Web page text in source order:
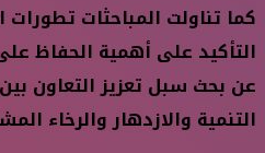
كما تناولت المباحثات
التأكيد على أهمية الحفاظ
عن بحث سبل تعزيز التعاون
التنمية والازدهار والرخاء